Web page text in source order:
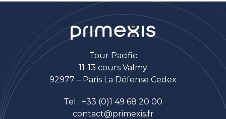
Tour Pacific
11-13 cours Valmy
92977 – Paris La Défense Cedex
Tel : +33 (0)1 49 68 20 00
contact@primexis.fr